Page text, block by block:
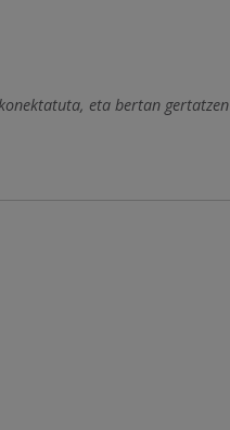
eta bertan gertatzen